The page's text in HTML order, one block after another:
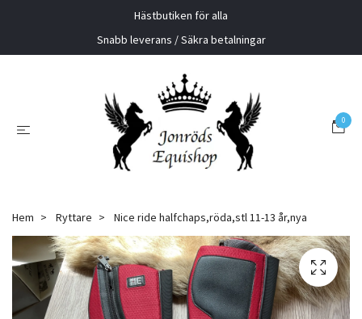
Hästbutiken för alla
Snabb leverans / Säkra betalningar
0
Hem Ryttare Nice ride halfchaps,röda,stl 11-13 år,nya